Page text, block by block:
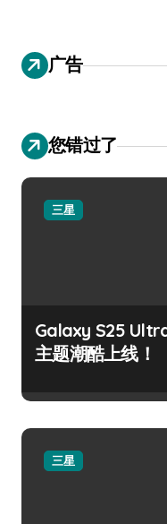
广告
您错过了
三星
Galaxy S25
主题潮酷上线！
三星